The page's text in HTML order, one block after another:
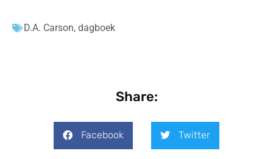
D.A. Carson, dagboek
Share:
Facebook Twitter